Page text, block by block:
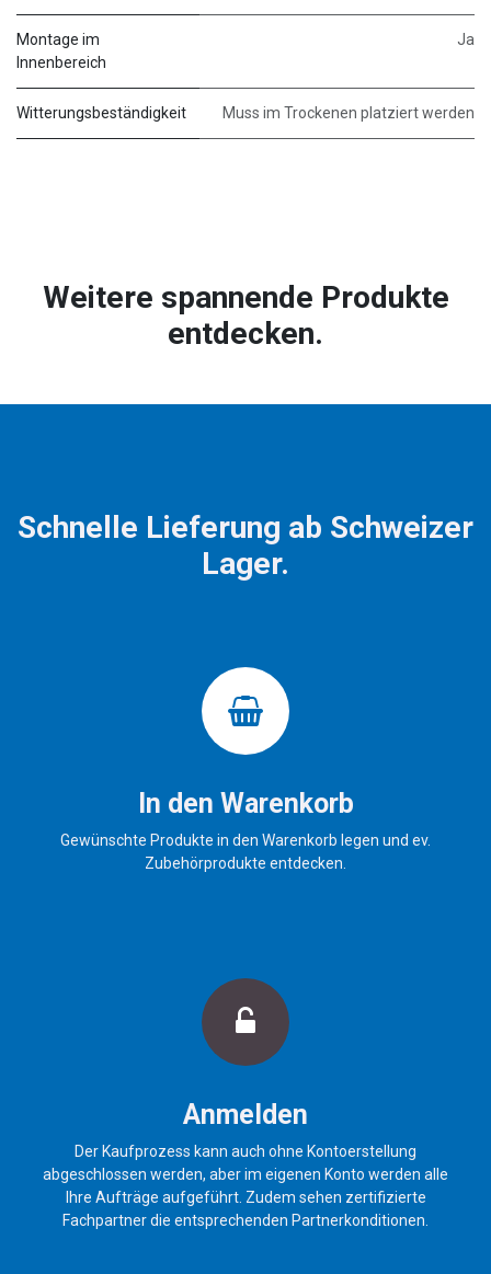
Montage im
Innenbereich
Ja
Witterungsbeständigkeit Muss im Trockenen platziert werden
Weitere spannende Produkte
entdecken.
Schnelle Lieferung ab Schweizer
Lager.
In den Warenkorb
Gewünschte Produkte in den Warenkorb legen und ev.
Zubehörprodukte entdecken.
Anmelden
Der Kaufprozess kann auch ohne Kontoerstellung
abgeschlossen werden, aber im eigenen Konto werden alle
Ihre Aufträge aufgeführt. Zudem sehen zertifizierte
Fachpartner die entsprechenden Partnerkonditionen.